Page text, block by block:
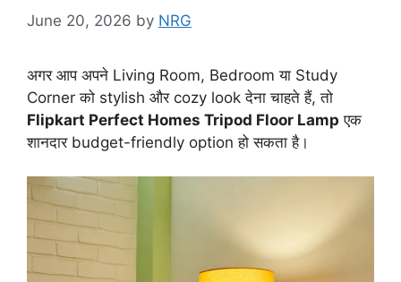
June 20, 2026 by NRG
अगर आप अपने Living Room, Bedroom या Study
Corner को stylish और cozy look देना चाहते हैं, तो
Flipkart Perfect Homes Tripod Floor Lamp एक
शानदार budget-friendly option हो सकता है।